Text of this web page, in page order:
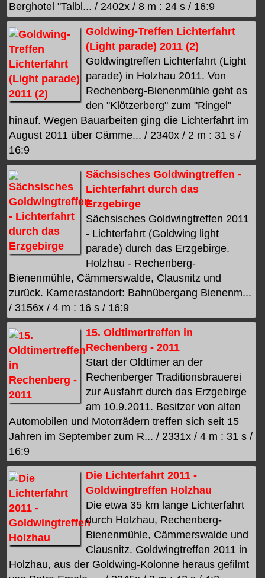
Berghotel "Talbl... / 2402x / 8 m : 24 s / 16:9
Goldwing-Treffen Lichterfahrt
(Light parade) 2011 (2)
Goldwingtreffen Lichterfahrt (Light
parade) in Holzhau 2011. Von
Rechenberg-Bienenmühle geht es
den "Klötzerberg" zum "Ringel"
hinauf. Wegen Bauarbeiten ging die Lichterfahrt im
August 2011 über Cämme... / 2340x / 2 m : 31 s /
16:9
Sächsisches Goldwingtreffen -
Lichterfahrt durch das
Erzgebirge
Sächsisches Goldwingtreffen 2011
- Lichterfahrt (Goldwing light
parade) durch das Erzgebirge.
Holzhau - Rechenberg-
Bienenmühle, Cämmerswalde, Clausnitz und
zurück. Kamerastandort: Bahnübergang Bienenm...
/ 3156x / 4 m : 16 s / 16:9
15. Oldtimertreffen in
Rechenberg - 2011
Start der Oldtimer an der
Rechenberger Traditionsbrauerei
zur Ausfahrt durch das Erzgebirge
am 10.9.2011. Besitzer von alten
Automobilen und Motorrädern treffen sich seit 15
Jahren im September zum R... / 2331x / 4 m : 31 s /
16:9
Die Lichterfahrt 2011 -
Goldwingtreffen Holzhau
Die etwa 35 km lange Lichterfahrt
durch Holzhau, Rechenberg-
Bienenmühle, Cämmerswalde und
Clausnitz. Goldwingtreffen 2011 in
Holzhau, aus der Goldwing-Kolonne heraus gefilmt